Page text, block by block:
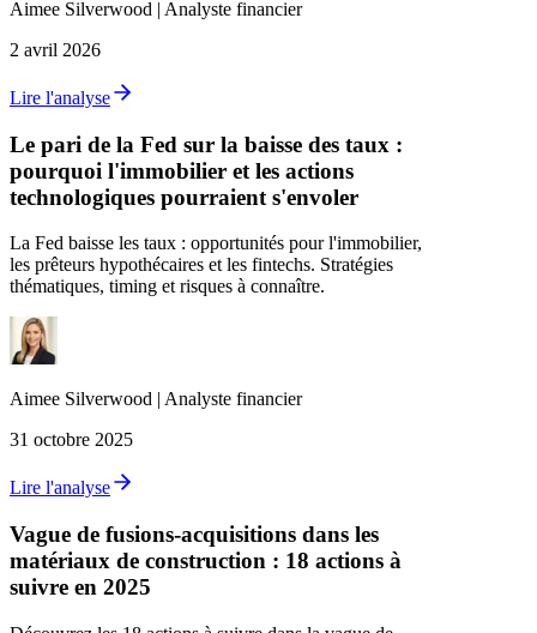
Aimee Silverwood | Analyste financier
2 avril 2026
Lire l'analyse
Le pari de la Fed sur la baisse des taux :
pourquoi l'immobilier et les actions
technologiques pourraient s'envoler
La Fed baisse les taux : opportunités pour l'immobilier,
les prêteurs hypothécaires et les fintechs. Stratégies
thématiques, timing et risques à connaître.
Aimee Silverwood | Analyste financier
31 octobre 2025
Lire l'analyse
Vague de fusions-acquisitions dans les
matériaux de construction : 18 actions à
suivre en 2025